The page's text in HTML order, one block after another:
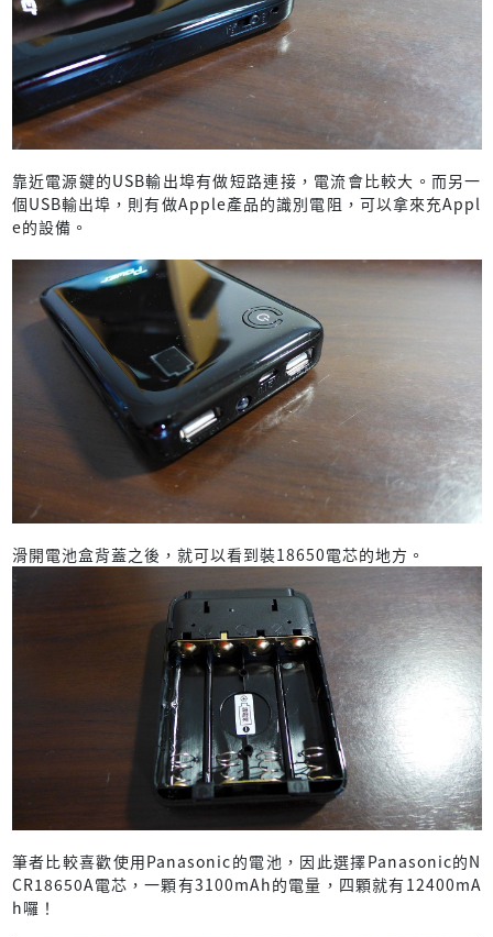
靠近電源鍵的USB輸出埠有做短路連接，電流會比較大。而另一
個USB輸出埠，則有做Apple產品的識別電阻，可以拿來充Appl
e的設備。
滑開電池盒背蓋之後，就可以看到裝18650電芯的地方。
筆者比較喜歡使用Panasonic的電池，因此選擇Panasonic的N
CR18650A電芯，一顆有3100mAh的電量，四顆就有12400mA
h囉！